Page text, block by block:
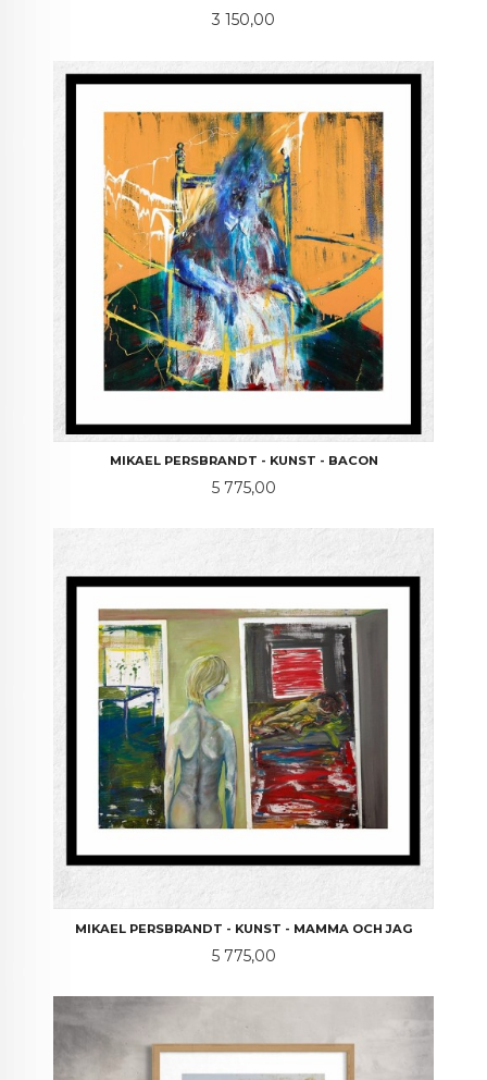
Pris
3 150,00
MIKAEL PERSBRANDT - KUNST - BACON
Pris
5 775,00
MIKAEL PERSBRANDT - KUNST - MAMMA OCH JAG
Pris
5 775,00